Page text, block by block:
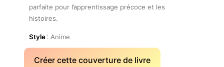
parfaite pour l’apprentissage précoce et les
histoires.
Style: Anime
Créer cette couverture de livre